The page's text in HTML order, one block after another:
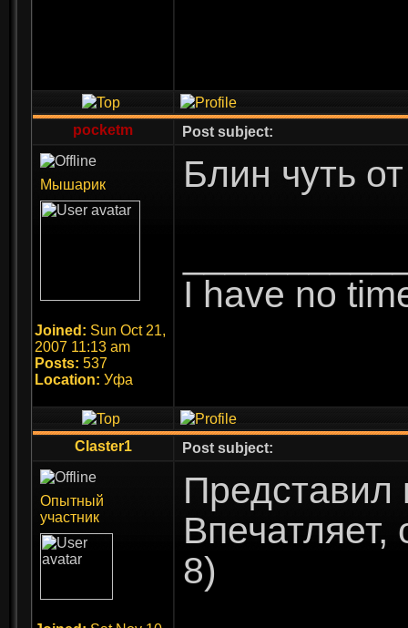
pocketm Post subject:
Мышарик
Joined: Sun Oct 21,
2007 11:13 am
Posts: 537
Location: Уфа
Блин чуть
I have no
Claster1 Post subject:
Опытный
участник
Представил
Впечатляет,
8)